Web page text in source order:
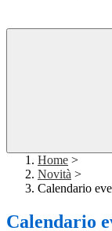
Home >
Novità >
Calendario
Calendario